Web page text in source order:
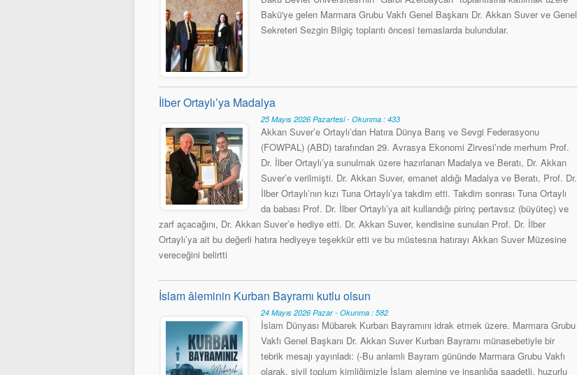
Bakü'ye gelen Marmara Grubu Vakfı Genel Başkanı Dr. Akkan Suver ve Genel
Sekreteri Sezgin Bilgiç toplantı öncesi temaslarda bulundular.
İlber Ortaylı’ya Madalya
25 Mayıs 2026 Pazartesi - Okunma : 433
Akkan Suver’e Ortaylı’dan Hatıra Dünya Barış ve Sevgi Federasyonu
(FOWPAL) (ABD) tarafından 29. Avrasya Ekonomi Zirvesi’nde merhum Prof.
Dr. İlber Ortaylı’ya sunulmak üzere hazırlanan Madalya ve Beratı, Dr. Akkan
Suver’e verilmişti. Dr. Akkan Suver, emanet aldığı Madalya ve Beratı, Prof. Dr.
İlber Ortaylı’nın kızı Tuna Ortaylı’ya takdim etti. Takdim sonrası Tuna Ortaylı
da babası Prof. Dr. İlber Ortaylı’ya ait kullandığı pirinç pertavsız (büyüteç) ve
zarf açacağını, Dr. Akkan Suver’e hediye etti. Dr. Akkan Suver, kendisine sunulan Prof. Dr. İlber
Ortaylı’ya ait bu değerli hatıra hediyeye teşekkür etti ve bu müstesna hatırayı Akkan Suver Müzesine
vereceğini belirtti
İslam âleminin Kurban Bayramı kutlu olsun
24 Mayıs 2026 Pazar - Okunma : 582
İslam Dünyası Mübarek Kurban Bayramını idrak etmek üzere. Marmara Grubu
Vakfı Genel Başkanı Dr. Akkan Suver Kurban Bayramı münasebetiyle bir
tebrik mesajı yayınladı: (-Bu anlamlı Bayram gününde Marmara Grubu Vakfı
olarak, sivil toplum kimliğimizle İslam alemine ve insanlığa saadetli, huzurlu